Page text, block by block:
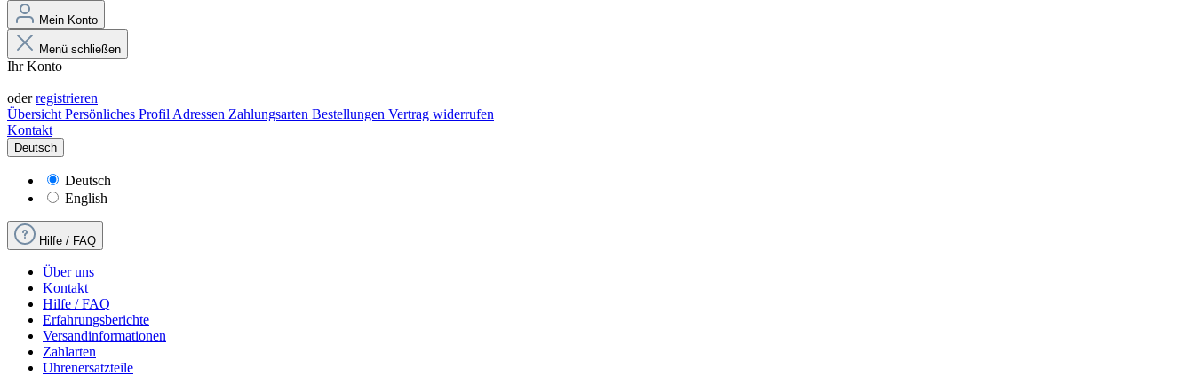
Mein Konto
Menü schließen
Ihr Konto
oderregistrieren
Übersicht Persönliches Profil Adressen Zahlungsarten Bestellungen Vertrag widerrufen
Kontakt
Deutsch
Deutsch
English
Hilfe / FAQ
Über uns
Kontakt
Hilfe / FAQ
Erfahrungsberichte
Versandinformationen
Zahlarten
Uhrenersatzteile